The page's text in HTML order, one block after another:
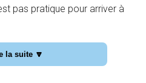
pas pratique pour arriver à
et pour le back deep
utilisant votre annulaire
la suite 🔽